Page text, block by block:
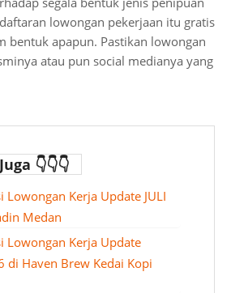
lowongan pekerjaan itu gratis
bentuk apapun. Pastikan lowongan
atau pun social medianya yang
👇👇👇
Lowongan Kerja Update JULI
Medan
Lowongan Kerja Update
di Haven Brew Kedai Kopi